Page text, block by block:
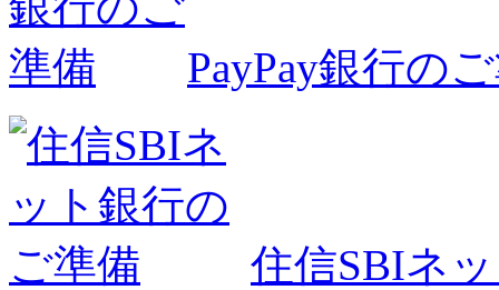
PayPay銀行の
住信SBIネ